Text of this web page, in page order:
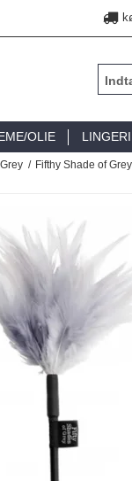
OLIE
/ Fifthy Shade of